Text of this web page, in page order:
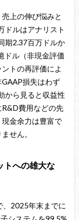
上の伸び悩みと
ドルはアナリスト
期2.37百万ドルか
ドル（非現金評価
トの再評価によ
損失はわず
から見ると収益性
費用などの先
金余力は豊富で
せん。
トへの雄大な
2025年末までに